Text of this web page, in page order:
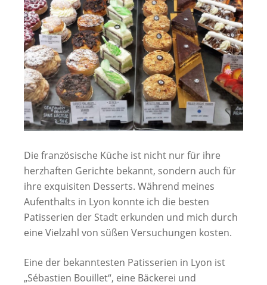
Die französische Küche ist nicht nur für ihre
herzhaften Gerichte bekannt, sondern auch für
ihre exquisiten Desserts. Während meines
Aufenthalts in Lyon konnte ich die besten
Patisserien der Stadt erkunden und mich durch
eine Vielzahl von süßen Versuchungen kosten.
Eine der bekanntesten Patisserien in Lyon ist
„Sébastien Bouillet“, eine Bäckerei und